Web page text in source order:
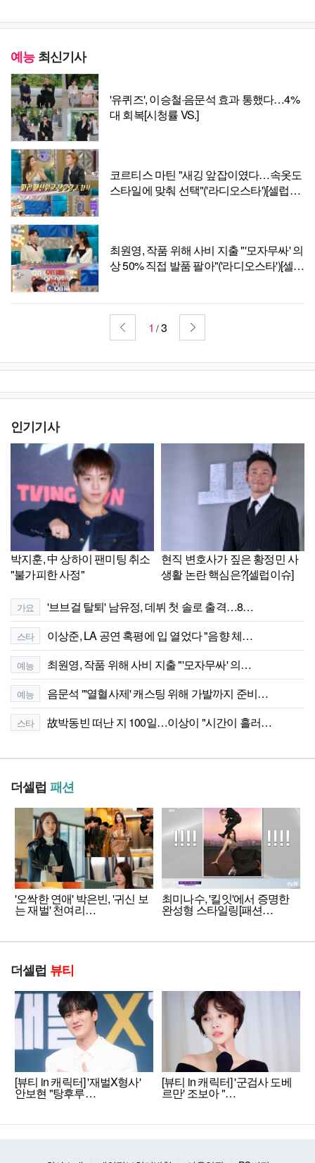
예능최신기사
'유퀴즈', 이승철·음문석 효과 통했다…4%
대 회복[시청률 VS.]
코르티스 마틴 "새깅 앞잡이였다…속옷도
스타일에 맞춰 선택"('라디오스타')[셀럽캡
최원영, 작품 위해 사비 지출 "'모자무싸' 의
상 50% 직접 발품 팔아"('라디오스타')[셀럽
1 /3
인기기사
박지훈, 中 상하이 팬미팅 취소
"불가피한 사정"
현직 변호사가 짚은 황정민 사
생활 논란 핵심은?[셀럽이슈]
가요 '브브걸 탈퇴' 남유정, 데뷔 첫 솔로 출격…8…
스타 이상준, LA 공연 혹평에 입 열었다 "음향 체…
예능 최원영, 작품 위해 사비 지출 "'모자무싸' 의…
예능 음문석 "'열혈사제' 캐스팅 위해 가발까지 준비…
스타 故박동빈 떠난 지 100일…이상이 "시간이 흘러…
더셀럽 패션
'오싹한 연애' 박은빈, '귀신 보
는 재벌' 천여리…
최미나수, '킬잇'에서 증명한
완성형 스타일링[패션…
더셀럽 뷰티
[뷰티 in 캐릭터] '재벌X형사'
안보현 "탕후루…
[뷰티 in 캐릭터] '군검사 도베
르만' 조보아 "…